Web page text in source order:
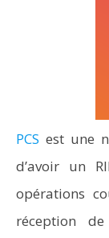
PCS est une
d’avoir un
opérations
réception